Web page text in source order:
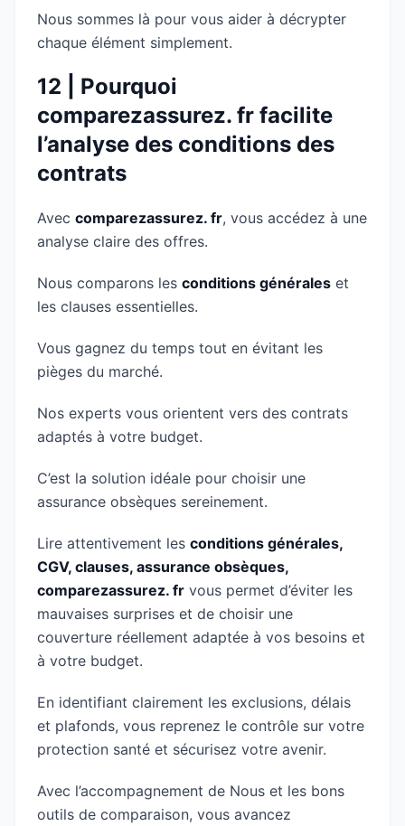
Nous sommes là pour vous aider à décrypter
chaque élément simplement.
12 | Pourquoi
comparezassurez. fr facilite
l’analyse des conditions des
contrats
Avec comparezassurez. fr, vous accédez à une
analyse claire des offres.
Nous comparons les conditions générales et
les clauses essentielles.
Vous gagnez du temps tout en évitant les
pièges du marché.
Nos experts vous orientent vers des contrats
adaptés à votre budget.
C’est la solution idéale pour choisir une
assurance obsèques sereinement.
Lire attentivement les conditions générales,
CGV, clauses, assurance obsèques,
comparezassurez. fr vous permet d’éviter les
mauvaises surprises et de choisir une
couverture réellement adaptée à vos besoins et
à votre budget.
En identifiant clairement les exclusions, délais
et plafonds, vous reprenez le contrôle sur votre
protection santé et sécurisez votre avenir.
Avec l’accompagnement de Nous et les bons
outils de comparaison, vous avancez